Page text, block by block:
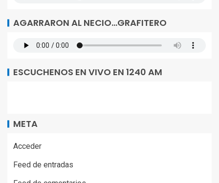
AGARRARON AL NECIO…GRAFITERO
ESCUCHENOS EN VIVO EN 1240 AM
META
Acceder
Feed de entradas